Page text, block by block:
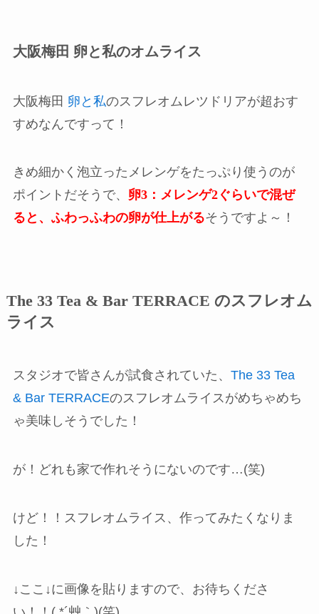
大阪梅田 卵と私のオムライス
大阪梅田 卵と私のスフレオムレツドリアが超おす
すめなんですって！
きめ細かく泡立ったメレンゲをたっぷり使うのが
ポイントだそうで、 卵3：メレンゲ2ぐらいで混ぜ
ると、ふわっふわの卵が仕上がるそうですよ～！
The 33 Tea & Bar TERRACE のスフレオム
ライス
スタジオで皆さんが試食されていた、 The 33 Tea
& Bar TERRACEのスフレオムライスがめちゃめち
ゃ美味しそうでした！
が！どれも家で作れそうにないのです…(笑)
けど！！スフレオムライス、作ってみたくなりま
した！
↓ここ↓に画像を貼りますので、お待ちくださ